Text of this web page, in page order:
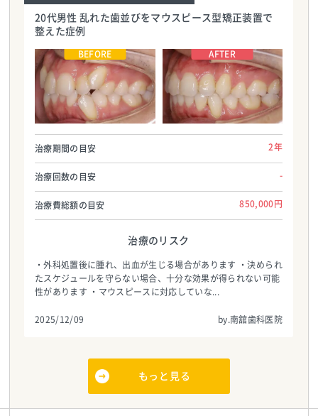
20代男性 乱れた歯並びをマウスピース型矯正装置で
整えた症例
南舘歯科医院
TEL:0223244880
南舘歯科医院
TEL:0223244880
治療期間の目安 2年
治療回数の目安 -
治療費総額の目安 850,000円
治療のリスク
・外科処置後に腫れ、出血が生じる場合があります ・決められ
たスケジュールを守らない場合、十分な効果が得られない可能
性があります ・マウスピースに対応していな...
2025/12/09 by.南舘歯科医院
もっと見る